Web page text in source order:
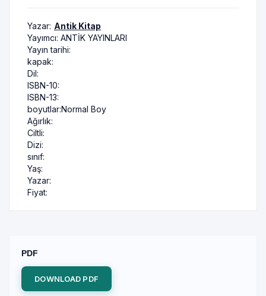
Yazar: Antik Kitap
Yayımcı: ANTİK YAYINLARI
Yayın tarihi:
kapak:
Dil:
ISBN-10:
ISBN-13:
boyutlar:Normal Boy
Ağırlık:
Ciltli:
Dizi:
sınıf:
Yaş:
Yazar:
Fiyat:
PDF
DOWNLOAD PDF